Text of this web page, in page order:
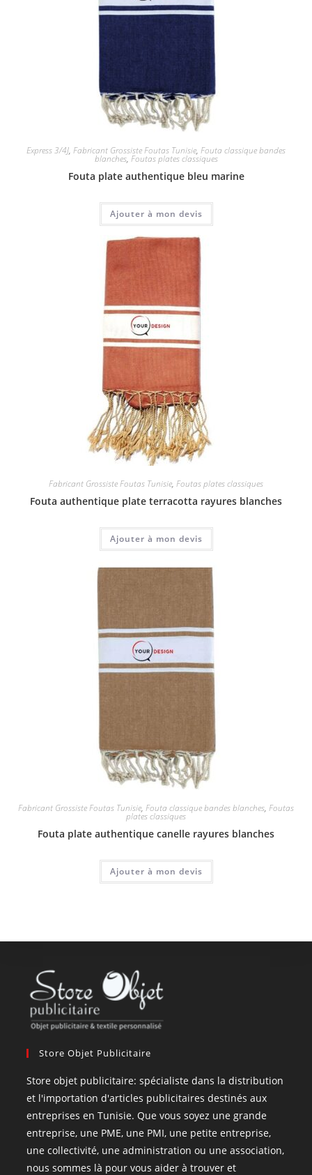
Express 3/4J, Fabricant Grossiste Foutas Tunisie, Fouta classique bandes
blanches, Foutas plates classiques
Fouta plate authentique bleu marine
Ajouter à mon devis
Fabricant Grossiste Foutas Tunisie, Foutas plates classiques
Fouta authentique plate terracotta rayures blanches
Ajouter à mon devis
Fabricant Grossiste Foutas Tunisie, Fouta classique bandes blanches, Foutas
plates classiques
Fouta plate authentique canelle rayures blanches
Ajouter à mon devis
Store Objet Publicitaire
Store objet publicitaire: spécialiste dans la distribution
et l'importation d'articles publicitaires destinés aux
entreprises en Tunisie. Que vous soyez une grande
entreprise, une PME, une PMI, une petite entreprise,
une collectivité, une administration ou une association,
nous sommes là pour vous aider à trouver et